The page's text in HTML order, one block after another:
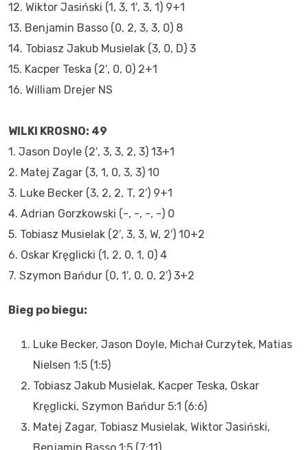
12. Wiktor Jasiński (1, 3, 1′, 3, 1) 9+1
13. Benjamin Basso (0, 2, 3, 3, 0) 8
14. Tobiasz Jakub Musielak (3, 0, D) 3
15. Kacper Teska (2′, 0, 0) 2+1
16. William Drejer NS
WILKI KROSNO: 49
1. Jason Doyle (2′, 3, 3, 2, 3) 13+1
2. Matej Zagar (3, 1, 0, 3, 3) 10
3. Luke Becker (3, 2, 2, T, 2′) 9+1
4. Adrian Gorzkowski (-, -, -, -) 0
5. Tobiasz Musielak (2′, 3, 3, W, 2′) 10+2
6. Oskar Kręglicki (1, 2, 0, 1, 0) 4
7. Szymon Bańdur (0, 1′, 0, 0, 2′) 3+2
Bieg po biegu:
Luke Becker, Jason Doyle, Michał Curzytek, Matias
Nielsen 1:5 (1:5)
Tobiasz Jakub Musielak, Kacper Teska, Oskar
Kręglicki, Szymon Bańdur 5:1 (6:6)
Matej Zagar, Tobiasz Musielak, Wiktor Jasiński,